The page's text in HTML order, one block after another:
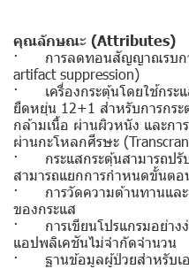
คุณลักษณะ (Attributes)
· การลดทอนสัญญาณรบกว
artifact suppression)
· เครื่องกระตุ้นโดยใช้กระ
ยืดหยุ่น 12+1 สำหรับการกร
กล้ามเนื้อ ผ่านผิวหนัง และกา
ผ่านกะโหลกศีรษะ
· กระแสกระตุ้นสามารถปรั
สามารถแยกการกำหนดขั้นตอ
· การวัดความต้านทานและ
ของกระแส
· การเขียนโปรแกรมอย่างง่
แอปพลิเคชันไม่จำกัดจำนวน
· ฐานข้อมูลผู้ป่วยสำหรับเ